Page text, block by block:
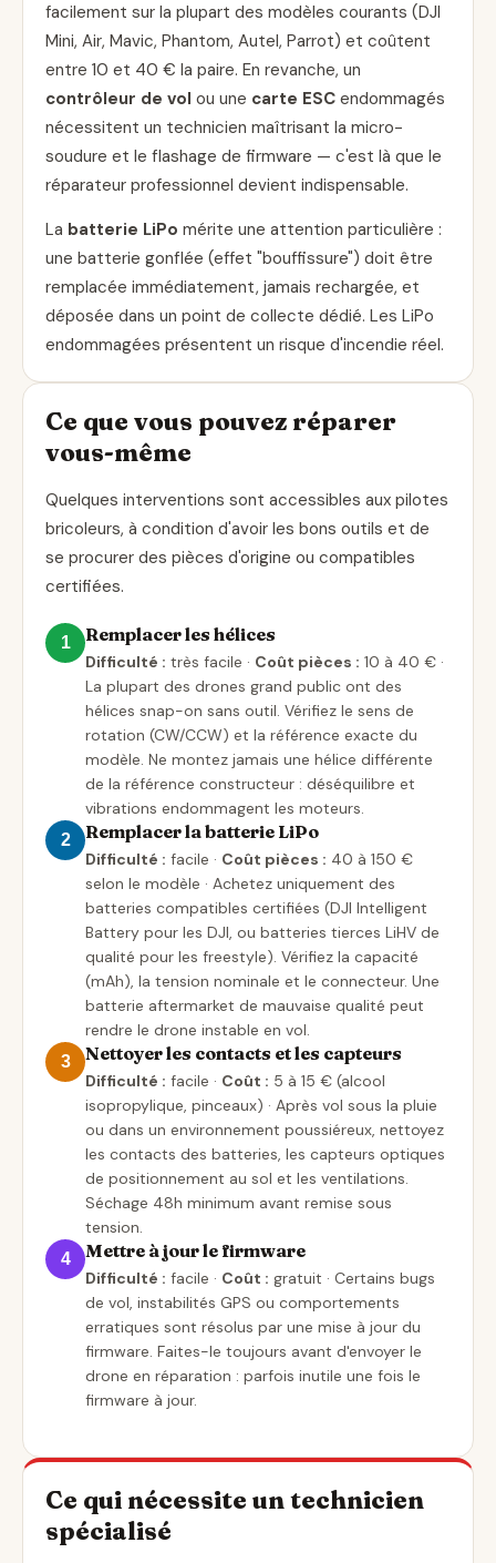
facilement sur la plupart des modèles courants (DJI
Mini, Air, Mavic, Phantom, Autel, Parrot) et coûtent
entre 10 et 40 € la paire. En revanche, un
contrôleur de vol ou une carte ESC endommagés
nécessitent un technicien maîtrisant la micro-
soudure et le flashage de firmware — c'est là que le
réparateur professionnel devient indispensable.
La batterie LiPo mérite une attention particulière :
une batterie gonflée (effet "bouffissure") doit être
remplacée immédiatement, jamais rechargée, et
déposée dans un point de collecte dédié. Les LiPo
endommagées présentent un risque d'incendie réel.
Ce que vous pouvez réparer
vous-même
Quelques interventions sont accessibles aux pilotes
bricoleurs, à condition d'avoir les bons outils et de
se procurer des pièces d'origine ou compatibles
certifiées.
1 Remplacer les hélices
Difficulté : très facile · Coût pièces : 10 à 40 € ·
La plupart des drones grand public ont des
hélices snap-on sans outil. Vérifiez le sens de
rotation (CW/CCW) et la référence exacte du
modèle. Ne montez jamais une hélice différente
de la référence constructeur : déséquilibre et
vibrations endommagent les moteurs.
2 Remplacer la batterie LiPo
Difficulté : facile · Coût pièces : 40 à 150 €
selon le modèle · Achetez uniquement des
batteries compatibles certifiées (DJI Intelligent
Battery pour les DJI, ou batteries tierces LiHV de
qualité pour les freestyle). Vérifiez la capacité
(mAh), la tension nominale et le connecteur. Une
batterie aftermarket de mauvaise qualité peut
rendre le drone instable en vol.
3 Nettoyer les contacts et les capteurs
Difficulté : facile · Coût : 5 à 15 € (alcool
isopropylique, pinceaux) · Après vol sous la pluie
ou dans un environnement poussiéreux, nettoyez
les contacts des batteries, les capteurs optiques
de positionnement au sol et les ventilations.
Séchage 48h minimum avant remise sous
tension.
4 Mettre à jour le firmware
Difficulté : facile · Coût : gratuit · Certains bugs
de vol, instabilités GPS ou comportements
erratiques sont résolus par une mise à jour du
firmware. Faites-le toujours avant d'envoyer le
drone en réparation : parfois inutile une fois le
firmware à jour.
Ce qui nécessite un technicien
spécialisé